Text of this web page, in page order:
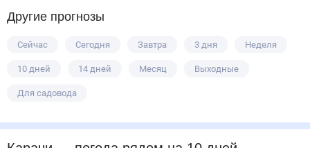
Другие прогнозы
Сейчас Сегодня Завтра 3 дня Неделя
10 дней 14 дней Месяц Выходные
Для садовода